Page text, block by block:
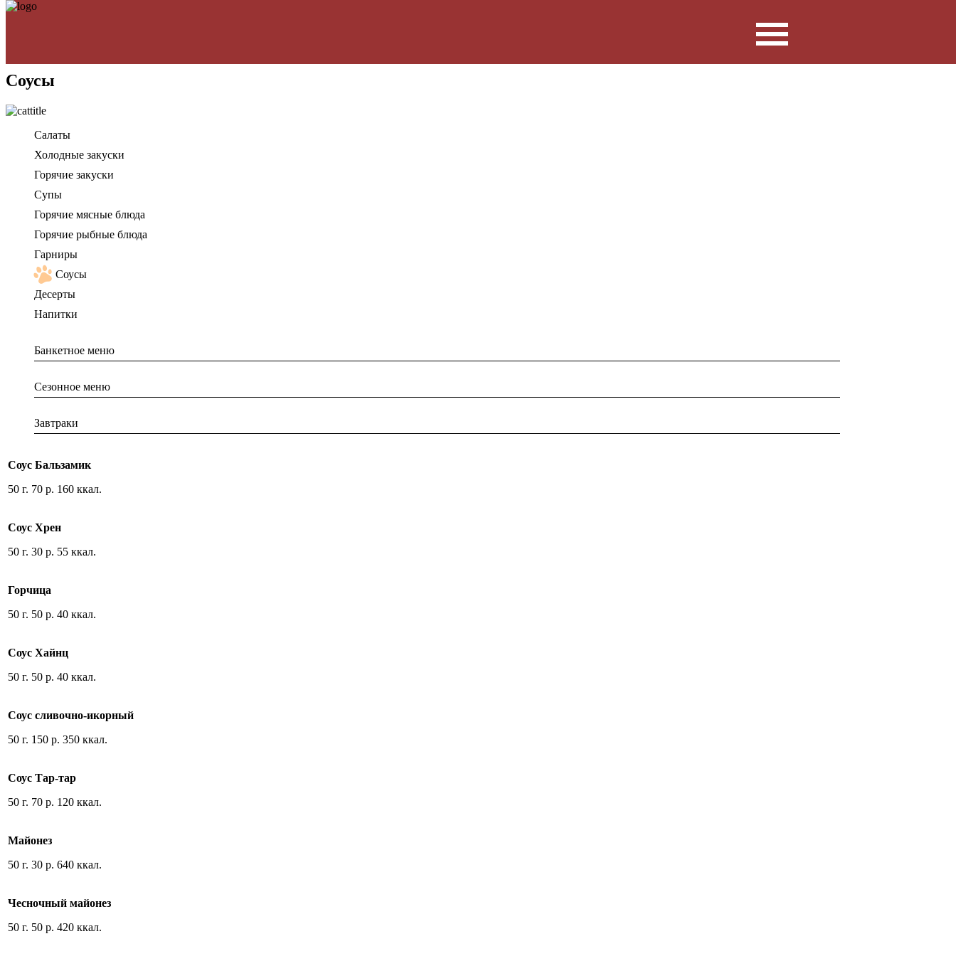
Соусы
Салаты
Холодные закуски
Горячие закуски
Супы
Горячие мясные блюда
Горячие рыбные блюда
Гарниры
Соусы
Десерты
Напитки
Банкетное меню
Сезонное меню
Завтраки
Соус Бальзамик
50 г. 70 р. 160 ккал.
Соус Хрен
50 г. 30 р. 55 ккал.
Горчица
50 г. 50 р. 40 ккал.
Соус Хайнц
50 г. 50 р. 40 ккал.
Соус сливочно-икорный
50 г. 150 р. 350 ккал.
Соус Тар-тар
50 г. 70 р. 120 ккал.
Майонез
50 г. 30 р. 640 ккал.
Чесночный майонез
50 г. 50 р. 420 ккал.